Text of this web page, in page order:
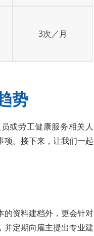
3次／月
势
或劳工健康服务相关人
项。接下来，让我们一起
的资料建档外，更会针对
并定期向雇主提出专业建